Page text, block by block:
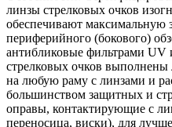
линзы стрелковых очков
обеспечивают максимальную
периферийного (бокового)
антибликовые фильтрами UV
стрелковых очков
на любую раму с линзами и
большинством защитных и
оправы, контактирующие с
переносица, виски), для